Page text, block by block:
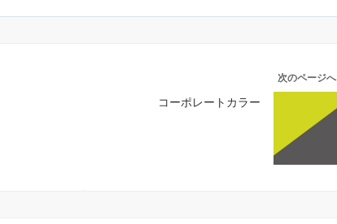
次のページへ
コーポレートカラー